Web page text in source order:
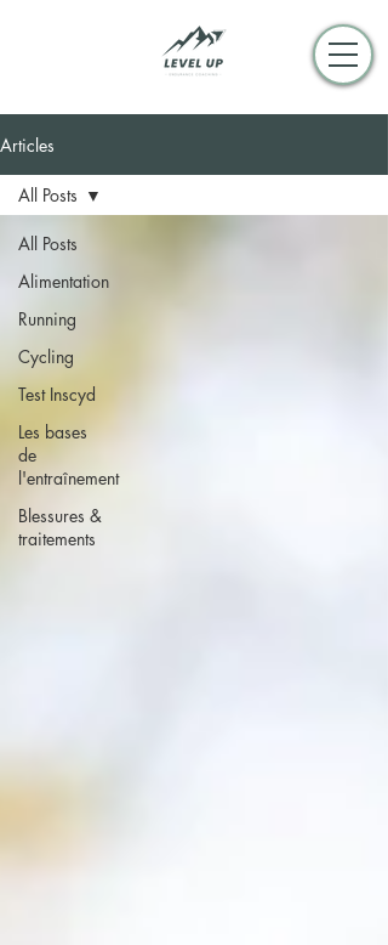
Articles
All Posts
Alimentation
Running
Cycling
Test Inscyd
Les bases
de
l'entraînement
Blessures &
traitements
All Posts